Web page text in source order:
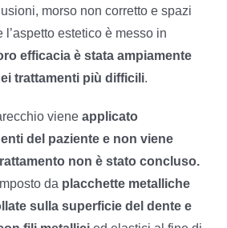
morso non corretto e spazi
l’aspetto estetico è messo in
efficacia è stata ampiamente
trattamenti più difficili.
viene applicato
del paziente e non viene
non è stato concluso.
da placchette metalliche
sulla superficie del dente e